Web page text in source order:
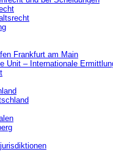
Frankfurt am Main
Unit – Internationale